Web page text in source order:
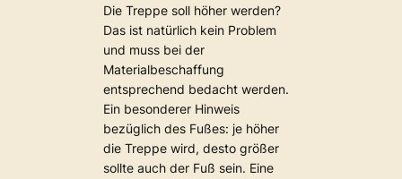
Die Treppe soll höher werden?
Das ist natürlich kein Problem
und muss bei der
Materialbeschaffung
entsprechend bedacht werden.
Ein besonderer Hinweis
bezüglich des Fußes: je höher
die Treppe wird, desto größer
sollte auch der Fuß sein. Eine